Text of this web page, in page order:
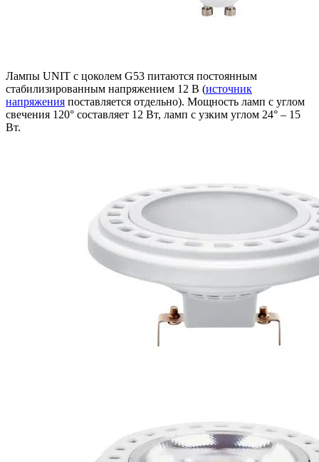
Лампы UNIT с цоколем G53 питаются постоянным
стабилизированным напряжением 12 В (источник
напряжения поставляется отдельно). Мощность ламп с углом
свечения 120° составляет 12 Вт, ламп с узким углом 24° – 15
Вт.